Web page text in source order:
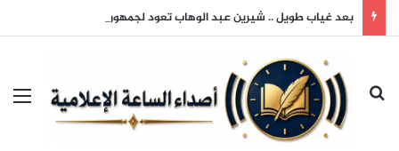
بحث عن